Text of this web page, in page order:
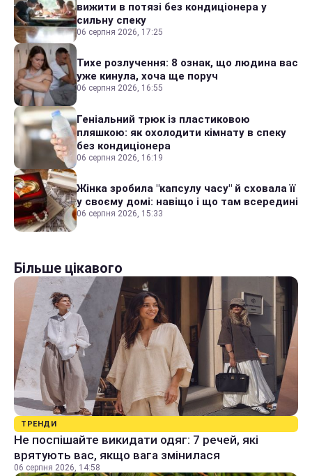
вижити в потязі без кондиціонера у
сильну спеку
06 серпня 2026, 17:25
Тихе розлучення: 8 ознак, що людина вас
уже кинула, хоча ще поруч
06 серпня 2026, 16:55
Геніальний трюк із пластиковою
пляшкою: як охолодити кімнату в спеку
без кондиціонера
06 серпня 2026, 16:19
Жінка зробила "капсулу часу" й сховала її
у своєму домі: навіщо і що там всередині
06 серпня 2026, 15:33
Більше цікавого
ТРЕНДИ
Не поспішайте викидати одяг: 7 речей, які
врятують вас, якщо вага змінилася
06 серпня 2026, 14:58